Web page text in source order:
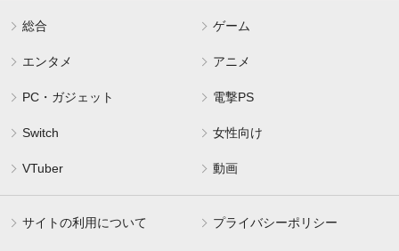
総合 ゲーム
エンタメ アニメ
PC・ガジェット 電撃PS
Switch 女性向け
VTuber 動画
サイトの利用について プライバシーポリシー